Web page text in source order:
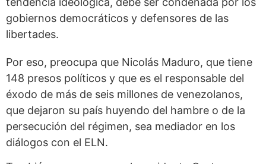
gobiernos democráticos y defensores de las
libertades.
Por eso, preocupa que Nicolás Maduro, que tiene
148 presos políticos y que es el responsable del
éxodo de más de seis millones de venezolanos,
que dejaron su país huyendo del hambre o de la
persecución del régimen, sea mediador en los
diálogos con el ELN.